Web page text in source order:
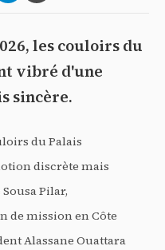
les couloirs du
vibré d'une
sincère.
du Palais
discrète mais
Pilar,
de mission en Côte
Alassane Ouattara